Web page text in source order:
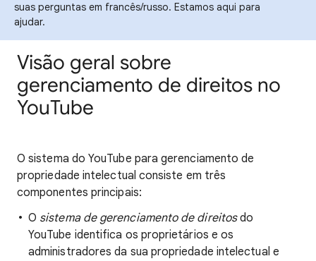
suas perguntas em francês/russo. Estamos aqui para
ajudar.
Visão geral sobre
gerenciamento de direitos no
YouTube
O sistema do YouTube para gerenciamento de
propriedade intelectual consiste em três
componentes principais:
O sistema de gerenciamento de direitosdo
YouTube identifica os proprietários e os
administradores da sua propriedade intelectual e